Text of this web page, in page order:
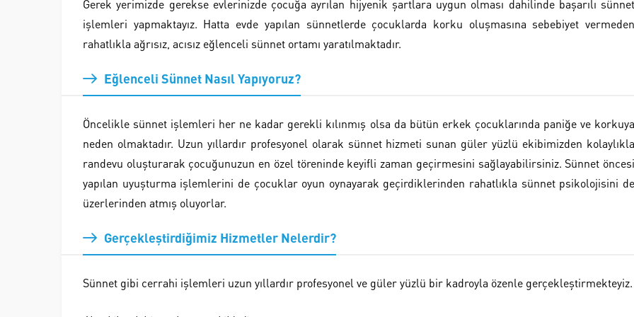
Gerek yerimizde gerekse evlerinizde çocuğa ayrılan hijyenik şartlara uygun olması dahilinde başarılı sünnet
işlemleri yapmaktayız. Hatta evde yapılan sünnetlerde çocuklarda korku oluşmasına sebebiyet vermeden
rahatlıkla ağrısız, acısız eğlenceli sünnet ortamı yaratılmaktadır.
Eğlenceli Sünnet Nasıl Yapıyoruz?
Öncelikle sünnet işlemleri her ne kadar gerekli kılınmış olsa da bütün erkek çocuklarında paniğe ve korkuya
neden olmaktadır. Uzun yıllardır profesyonel olarak sünnet hizmeti sunan güler yüzlü ekibimizden kolaylıkla
randevu oluşturarak çocuğunuzun en özel töreninde keyifli zaman geçirmesini sağlayabilirsiniz. Sünnet öncesi
yapılan uyuşturma işlemlerini de çocuklar oyun oynayarak geçirdiklerinden rahatlıkla sünnet psikolojisini de
üzerlerinden atmış oluyorlar.
Gerçekleştirdiğimiz Hizmetler Nelerdir?
Sünnet gibi cerrahi işlemleri uzun yıllardır profesyonel ve güler yüzlü bir kadroyla özenle gerçekleştirmekteyiz.